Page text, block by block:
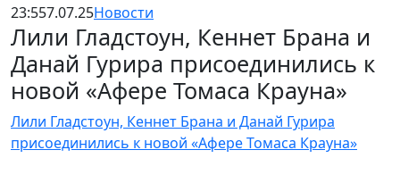
23:557.07.25Новости
Лили Гладстоун, Кеннет Брана и
Данай Гурира присоединились к
новой «Афере Томаса Крауна»
Лили Гладстоун, Кеннет Брана и Данай Гурира
присоединились к новой «Афере Томаса Крауна»